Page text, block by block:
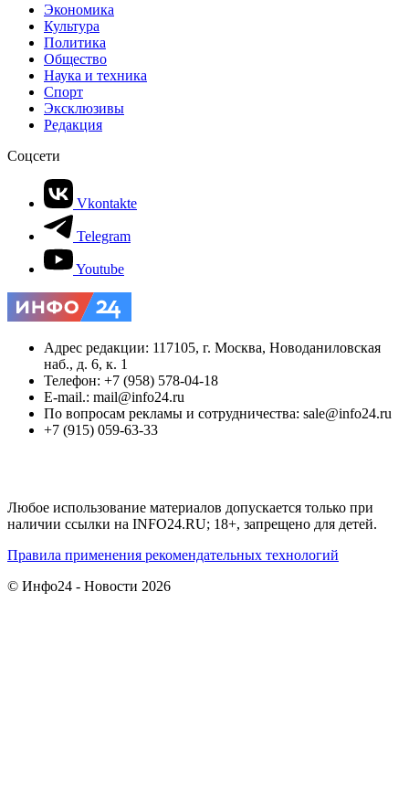
Экономика
Культура
Политика
Общество
Наука и техника
Спорт
Эксклюзивы
Редакция
Соцсети
Vkontakte
Telegram
Youtube
Адрес редакции: 117105, г. Москва, Новоданиловская
наб., д. 6, к. 1
Телефон: +7 (958) 578-04-18
E-mail.: mail@info24.ru
По вопросам рекламы и сотрудничества: sale@info24.ru
+7 (915) 059-63-33
Любое использование материалов допускается только при
наличии ссылки на INFO24.RU; 18+, запрещено для детей.
Правила применения рекомендательных технологий
© Инфо24 - Новости 2026